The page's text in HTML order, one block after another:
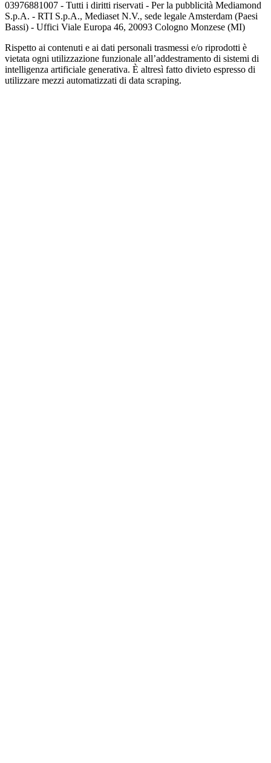
03976881007 - Tutti i diritti riservati - Per la pubblicità Mediamond
S.p.A. - RTI S.p.A., Mediaset N.V., sede legale Amsterdam (Paesi
Bassi) - Uffici Viale Europa 46, 20093 Cologno Monzese (MI)
Rispetto ai contenuti e ai dati personali trasmessi e/o riprodotti è
vietata ogni utilizzazione funzionale all’addestramento di sistemi di
intelligenza artificiale generativa. È altresì fatto divieto espresso di
utilizzare mezzi automatizzati di data scraping.